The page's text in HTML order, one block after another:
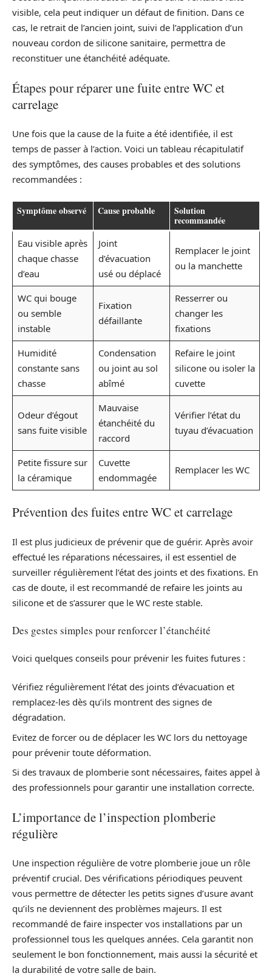
visible, cela peut indiquer un défaut de finition. Dans ce
cas, le retrait de l’ancien joint, suivi de l’application d’un
nouveau cordon de silicone sanitaire, permettra de
reconstituer une étanchéité adéquate.
Étapes pour réparer une fuite entre WC et
carrelage
Une fois que la cause de la fuite a été identifiée, il est
temps de passer à l’action. Voici un tableau récapitulatif
des symptômes, des causes probables et des solutions
recommandées :
Symptôme observé Cause probable Solution
recommandée
Eau visible après
chaque chasse
d’eau
Joint
d’évacuation
usé ou déplacé
Remplacer le joint
ou la manchette
WC qui bouge
ou semble
instable
Fixation
défaillante
Resserrer ou
changer les
fixations
Humidité
constante sans
chasse
Condensation
ou joint au sol
abîmé
Refaire le joint
silicone ou isoler la
cuvette
Odeur d’égout
sans fuite visible
Mauvaise
étanchéité du
raccord
Vérifier l’état du
tuyau d’évacuation
Petite fissure sur
la céramique
Cuvette
endommagée
Remplacer les WC
Prévention des fuites entre WC et carrelage
Il est plus judicieux de prévenir que de guérir. Après avoir
effectué les réparations nécessaires, il est essentiel de
surveiller régulièrement l’état des joints et des fixations. En
cas de doute, il est recommandé de refaire les joints au
silicone et de s’assurer que le WC reste stable.
Des gestes simples pour renforcer l’étanchéité
Voici quelques conseils pour prévenir les fuites futures :
Vérifiez régulièrement l’état des joints d’évacuation et
remplacez-les dès qu’ils montrent des signes de
dégradation.
Evitez de forcer ou de déplacer les WC lors du nettoyage
pour prévenir toute déformation.
Si des travaux de plomberie sont nécessaires, faites appel à
des professionnels pour garantir une installation correcte.
L’importance de l’inspection plomberie
régulière
Une inspection régulière de votre plomberie joue un rôle
préventif crucial. Des vérifications périodiques peuvent
vous permettre de détecter les petits signes d’usure avant
qu’ils ne deviennent des problèmes majeurs. Il est
recommandé de faire inspecter vos installations par un
professionnel tous les quelques années. Cela garantit non
seulement le bon fonctionnement, mais aussi la sécurité et
la durabilité de votre salle de bain.